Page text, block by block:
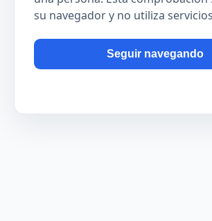
su navegador y no utiliza
Seguir navegando